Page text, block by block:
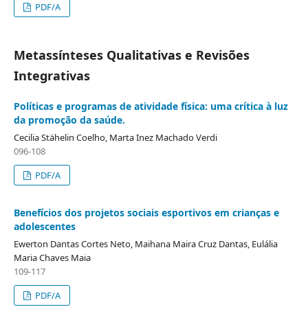
PDF/A
Metassínteses Qualitativas e Revisões
Integrativas
Políticas e programas de atividade física: uma crítica à luz
da promoção da saúde.
Cecilia Stähelin Coelho, Marta Inez Machado Verdi
096-108
PDF/A
Benefícios dos projetos sociais esportivos em crianças e
adolescentes
Ewerton Dantas Cortes Neto, Maihana Maira Cruz Dantas, Eulália
Maria Chaves Maia
109-117
PDF/A